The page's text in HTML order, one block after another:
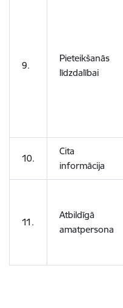
9.
Pieteikšanās
līdzdalībai
10.
Cita
informācija
11.
Atbildīgā
amatpersona